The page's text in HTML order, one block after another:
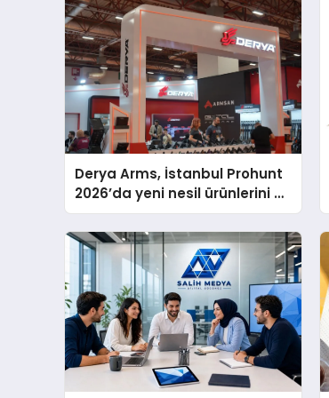
Derya Arms, İstanbul Prohunt
2026’da yeni nesil ürünlerini ve
global marka vizyonunu
sergiledi